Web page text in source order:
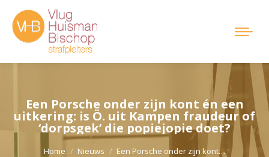
Een Porsche onder zijn kont én een
uitkering: is Ö. uit Kampen fraudeur of
‘dorpsgek’ die popiejopie doet?
Je bent hier:
Home Nieuws Een Porsche onder zijn kont…